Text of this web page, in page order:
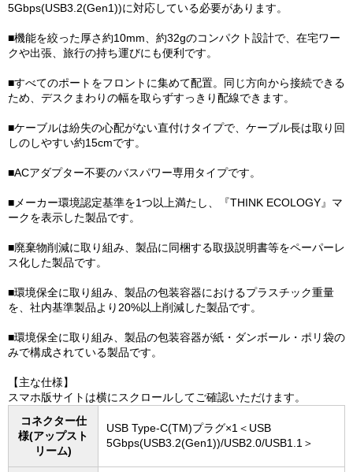
5Gbps(USB3.2(Gen1))に対応している必要があります。
■機能を絞った厚さ約10mm、約32gのコンパクト設計で、在宅ワー
クや出張、旅行の持ち運びにも便利です。
■すべてのポートをフロントに集めて配置。同じ方向から接続できる
ため、デスクまわりの幅を取らずすっきり配線できます。
■ケーブルは紛失の心配がない直付けタイプで、ケーブル長は取り回
しのしやすい約15cmです。
■ACアダプター不要のバスパワー専用タイプです。
■メーカー環境認定基準を1つ以上満たし、『THINK ECOLOGY』マ
ークを表示した製品です。
■廃棄物削減に取り組み、製品に同梱する取扱説明書等をペーパーレ
ス化した製品です。
■環境保全に取り組み、製品の包装容器におけるプラスチック重量
を、社内基準製品より20%以上削減した製品です。
■環境保全に取り組み、製品の包装容器が紙・ダンボール・ポリ袋の
みで構成されている製品です。
【主な仕様】
スマホ版サイトは横にスクロールしてご確認いただけます。
コネクター仕
様(アップスト
リーム)
USB Type-C(TM)プラグ×1＜USB
5Gbps(USB3.2(Gen1))/USB2.0/USB1.1＞